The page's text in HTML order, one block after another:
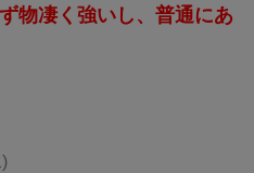
物凄く強いし、普通にあ